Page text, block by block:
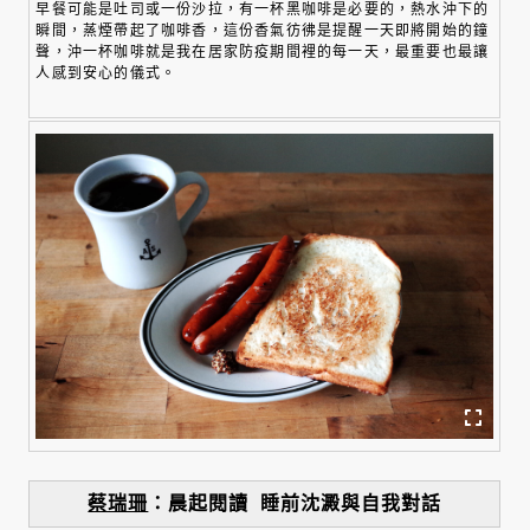
早餐可能是吐司或一份沙拉，有一杯黑咖啡是必要的，熱水沖下的
瞬間，蒸煙帶起了咖啡香，這份香氣彷彿是提醒一天即將開始的鐘
聲，沖一杯咖啡就是我在居家防疫期間裡的每一天，最重要也最讓
人感到安心的儀式。
蔡瑞珊 ：晨起閱讀 睡前沈澱與自我對話